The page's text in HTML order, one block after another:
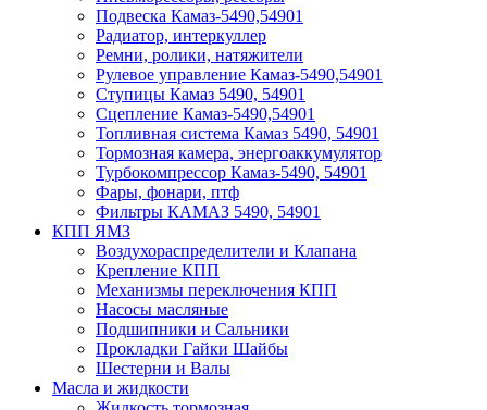
Подвеска Камаз-5490,54901
Радиатор, интеркуллер
Ремни, ролики, натяжители
Рулевое управление Камаз-5490,54901
Ступицы Камаз 5490, 54901
Сцепление Камаз-5490,54901
Топливная система Камаз 5490, 54901
Тормозная камера, энергоаккумулятор
Турбокомпрессор Камаз-5490, 54901
Фары, фонари, птф
Фильтры КАМАЗ 5490, 54901
КПП ЯМЗ
Воздухораспределители и Клапана
Крепление КПП
Механизмы переключения КПП
Насосы масляные
Подшипники и Сальники
Прокладки Гайки Шайбы
Шестерни и Валы
Масла и жидкости